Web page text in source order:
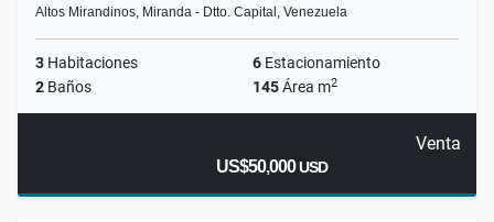
Altos Mirandinos, Miranda - Dtto. Capital, Venezuela
3 Habitaciones 6 Estacionamiento
2 Baños 145Área m2
Venta
US$50,000USD